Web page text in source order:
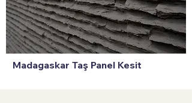
Madagaskar Taş Panel Kesit